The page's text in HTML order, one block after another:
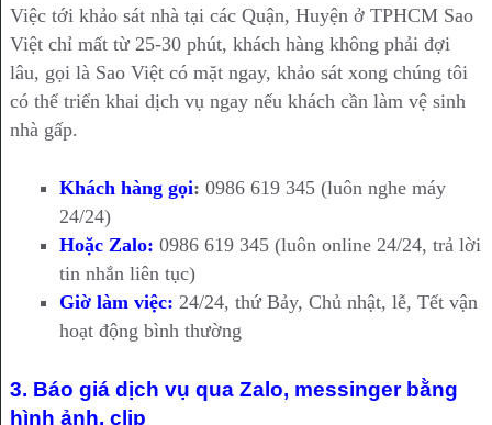
Việc tới khảo sát nhà tại các Quận, Huyện ở TPHCM Sao
Việt chỉ mất từ 25-30 phút, khách hàng không phải đợi
lâu, gọi là Sao Việt có mặt ngay, khảo sát xong chúng tôi
có thể triển khai dịch vụ ngay nếu khách cần làm vệ sinh
nhà gấp.
Khách hàng gọi: 0986 619 345 (luôn nghe máy
24/24)
Hoặc Zalo: 0986 619 345 (luôn online 24/24, trả lời
tin nhắn liên tục)
Giờ làm việc: 24/24, thứ Bảy, Chủ nhật, lễ, Tết vận
hoạt động bình thường
3. Báo giá dịch vụ qua Zalo, messinger bằng
hình ảnh, clip